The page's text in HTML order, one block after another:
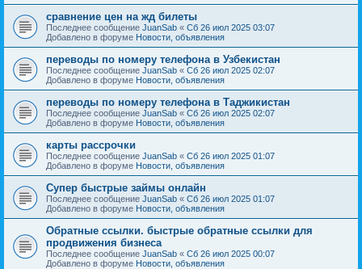
сравнение цен на жд билеты
Последнее сообщение JuanSab « Сб 26 июл 2025 03:07
Добавлено в форуме Новости, объявления
переводы по номеру телефона в Узбекистан
Последнее сообщение JuanSab « Сб 26 июл 2025 02:07
Добавлено в форуме Новости, объявления
переводы по номеру телефона в Таджикистан
Последнее сообщение JuanSab « Сб 26 июл 2025 02:07
Добавлено в форуме Новости, объявления
карты рассрочки
Последнее сообщение JuanSab « Сб 26 июл 2025 01:07
Добавлено в форуме Новости, объявления
Супер быстрые займы онлайн
Последнее сообщение JuanSab « Сб 26 июл 2025 01:07
Добавлено в форуме Новости, объявления
Обратные ссылки. быстрые обратные ссылки для
продвижения бизнеса
Последнее сообщение JuanSab « Сб 26 июл 2025 00:07
Добавлено в форуме Новости, объявления